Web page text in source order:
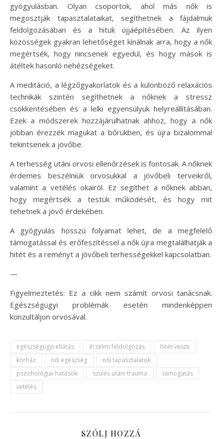
gyógyulásban. Olyan csoportok, ahol más nők is
megosztják tapasztalataikat, segíthetnek a fájdalmuk
feldolgozásában és a hitük újjáépítésében. Az ilyen
közösségek gyakran lehetőséget kínálnak arra, hogy a nők
megértsék, hogy nincsenek egyedül, és hogy mások is
átéltek hasonló nehézségeket.
A meditáció, a légzőgyakorlatok és a különböző relaxációs
technikák szintén segíthetnek a nőknek a stressz
csökkentésében és a lelki egyensúlyuk helyreállításában.
Ezek a módszerek hozzájárulhatnak ahhoz, hogy a nők
jobban érezzék magukat a bőrükben, és újra bizalommal
tekintsenek a jövőbe.
A terhesség utáni orvosi ellenőrzések is fontosak. A nőknek
érdemes beszélniük orvosukkal a jövőbeli terveikről,
valamint a vetélés okairól. Ez segíthet a nőknek abban,
hogy megértsék a testük működését, és hogy mit
tehetnek a jövő érdekében.
A gyógyulás hosszú folyamat lehet, de a megfelelő
támogatással és erőfeszítéssel a nők újra megtalálhatják a
hitét és a reményt a jövőbeli terhességekkel kapcsolatban.
—
Figyelmeztetés: Ez a cikk nem számít orvosi tanácsnak.
Egészségügyi problémák esetén mindenképpen
konzultáljon orvosával.
egészségügyi ellátás érzelmi feldolgozás
hitét veszti
kórház
női egészség
női tapasztalatok
pszichológiai hatások
szülés utáni trauma
támogatás
vetélés
SZÓLJ HOZZÁ